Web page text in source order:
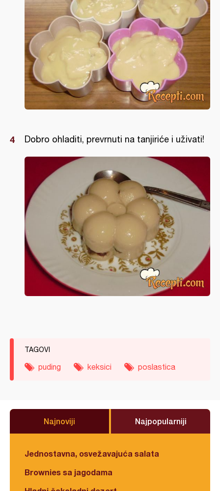
Dobro ohladiti, prevrnuti na tanjiriće i uživati!
TAGOVI
puding keksici poslastica
Najnoviji Najpopularniji
Jednostavna, osvežavajuća salata
Brownies sa jagodama